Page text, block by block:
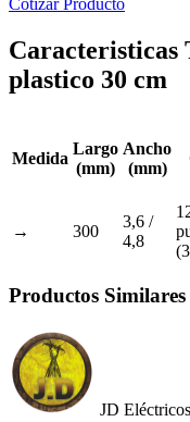
Caracteristicas
plastico 30 cm
Medida
Largo
(mm)
Ancho
(mm)
→ 300
3,6 /
4,8
Productos Similares
JD Eléctricos